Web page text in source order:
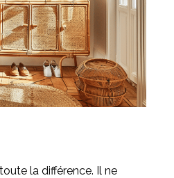
la différence. Il ne